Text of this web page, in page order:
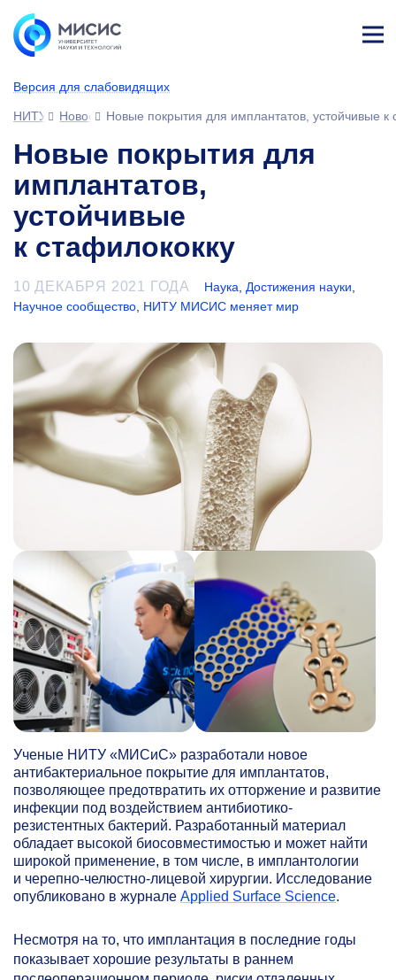
Версия для слабовидящих
ине
НИТУ МИСИС
НовостиНовые покрытия для имплантатов, устойчивые к
Новые покрытия для
имплантатов,
устойчивые
к стафилококку
10 ДЕКАБРЯ 2021 ГОДА Наука Достижения науки
Научное сообщество НИТУ МИСИС меняет мир
Ученые НИТУ «МИСиС» разработали новое
антибактериальное покрытие для имплантатов,
позволяющее предотвратить их отторжение и развитие
инфекции под воздействием антибиотико-
резистентных бактерий. Разработанный материал
обладает высокой биосовместимостью и может найти
широкой применение, в том числе, в имплантологии
и черепно-челюстно-лицевой хирургии. Исследование
опубликовано в журнале Applied Surface Science.
Несмотря на то, что имплантация в последние годы
показывает хорошие результаты в раннем